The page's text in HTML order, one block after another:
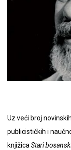
Uz veći broj
publicističkih i
knjižica Stari